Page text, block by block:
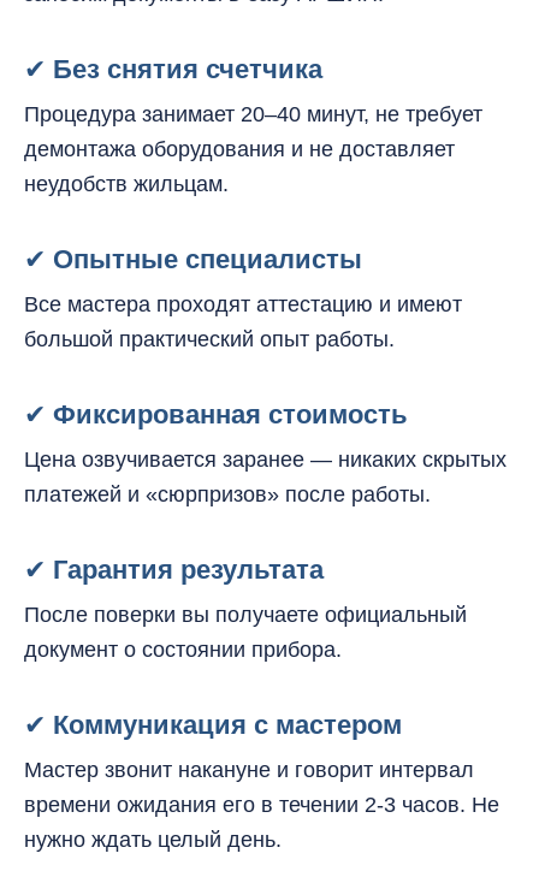
✔ Без снятия счетчика
Процедура занимает 20–40 минут, не требует
демонтажа оборудования и не доставляет
неудобств жильцам.
✔ Опытные специалисты
Все мастера проходят аттестацию и имеют
большой практический опыт работы.
✔ Фиксированная стоимость
Цена озвучивается заранее — никаких скрытых
платежей и «сюрпризов» после работы.
✔ Гарантия результата
После поверки вы получаете официальный
документ о состоянии прибора.
✔ Коммуникация с мастером
Мастер звонит накануне и говорит интервал
времени ожидания его в течении 2-3 часов. Не
нужно ждать целый день.